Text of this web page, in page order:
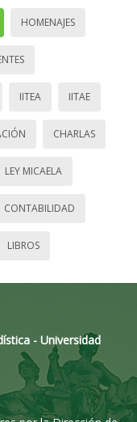
HOMENAJES
IITEA IITAE
CHARLAS
LEY MICAELA
CONTABILIDAD
LIBROS
- Universidad